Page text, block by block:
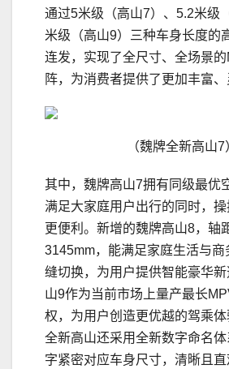
通过5米级（高山7）、5.2米级
米级（高山9）三种车身长度的
连发，实现了全尺寸、全场景
阵，为消费者提供了更加丰富、
（魏牌全新高山7
其中，魏牌高山7拥有同级最优
满足大家庭用户出行的同时，
更便利。新增的魏牌高山8，轴
3145mm，能满足家庭生活与
缝切换，为用户提供智能豪华
山9作为当前市场上量产最长
权，为用户创造更优越的驾乘
全新高山还采用全新数字命名
字紧密对应车身尺寸，清晰且